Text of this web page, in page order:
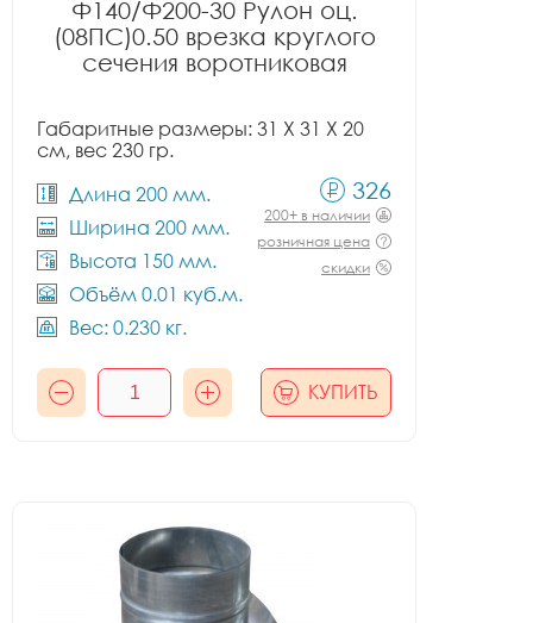
Ф140/Ф200-30 Рулон оц.
(08ПС)0.50 врезка круглого
сечения воротниковая
Габаритные размеры: 31 X 31 X 20
см, вес 230 гр.
Длина 200 мм.
Ширина 200 мм.
Высота 150 мм.
Объём 0.01 куб.м.
Вес: 0.230 кг.
326
200+ в наличии
розничная цена
скидки
КУПИТЬ